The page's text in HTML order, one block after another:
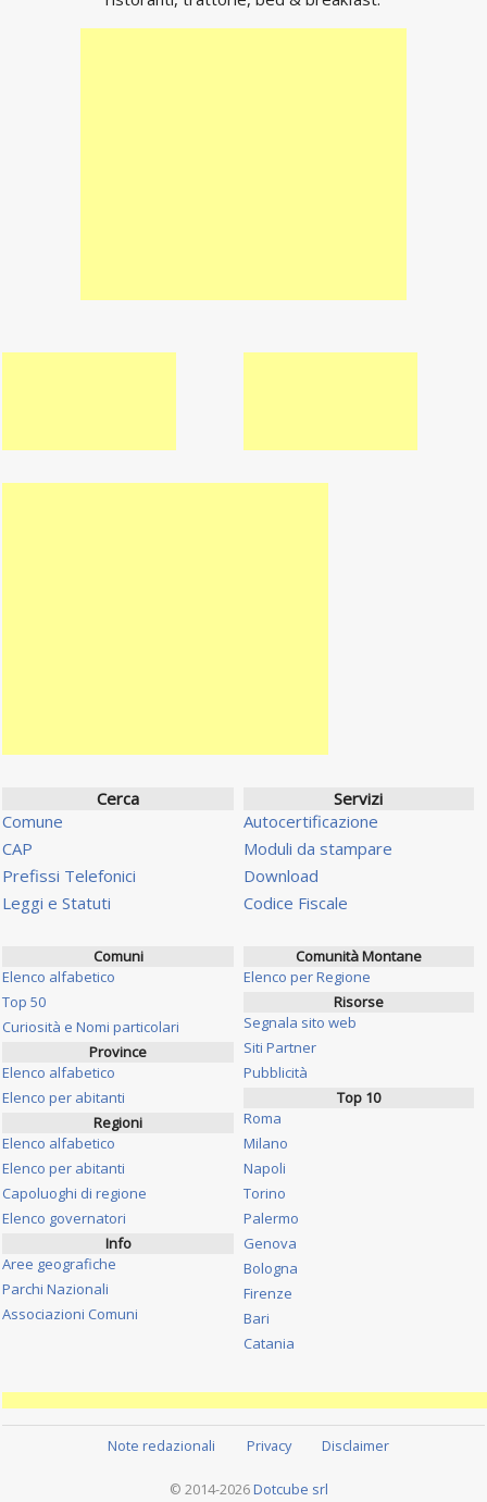
Cerca
Comune
CAP
Prefissi Telefonici
Leggi e Statuti
Servizi
Autocertificazione
Moduli da stampare
Download
Codice Fiscale
Comuni
Elenco alfabetico
Top 50
Curiosità e Nomi particolari
Province
Elenco alfabetico
Elenco per abitanti
Regioni
Elenco alfabetico
Elenco per abitanti
Capoluoghi di regione
Elenco governatori
Info
Aree geografiche
Parchi Nazionali
Associazioni Comuni
Comunità Montane
Elenco per Regione
Risorse
Segnala sito web
Siti Partner
Pubblicità
Top 10
Roma
Milano
Napoli
Torino
Palermo
Genova
Bologna
Firenze
Bari
Catania
Note redazionali Privacy Disclaimer
© 2014-2026 Dotcube srl